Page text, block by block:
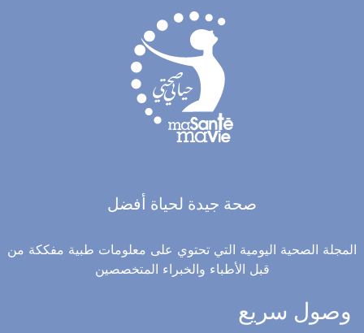
صحة جيدة لحياة أفضل
المجلة الصحية اليومية التي تحتوي على معلومات طبية مفككة من
قبل الأطباء والخبراء المتخصصين
وصول سريع